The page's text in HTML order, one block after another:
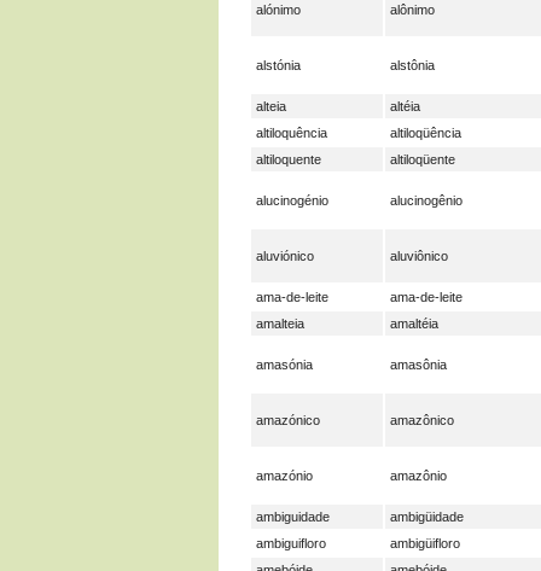
alónimo alônimo
alstónia alstônia
alteia
altéia
altiloquência
altiloqüência
altiloquente
altiloqüente
alucinogénio alucinogênio
aluviónico aluviônico
ama-de-leite
ama-de-leite
amalteia
amaltéia
amasónia amasônia
amazónico amazônico
amazónio amazônio
ambiguidade
ambigüidade
ambiguifloro
ambigüifloro